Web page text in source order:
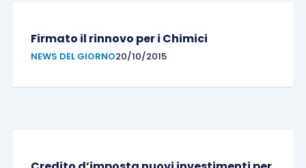
Firmato il rinnovo per i Chimici
NEWS DEL GIORNO20/10/2015